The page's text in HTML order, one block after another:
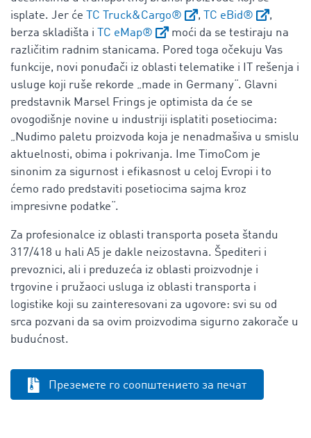
isplate. Jer će
TC Truck&Cargo® , TC eBid®
,
berza skladišta i
TC eMap®
moći da se testiraju na
različitim radnim stanicama. Pored toga očekuju Vas
funkcije, novi ponuđači iz oblasti telematike i IT rešenja i
usluge koji ruše rekorde „made in Germany“. Glavni
predstavnik Marsel Frings je optimista da će se
ovogodišnje novine u industriji isplatiti posetiocima:
„Nudimo paletu proizvoda koja je nenadmašiva u smislu
aktuelnosti, obima i pokrivanja. Ime TimoCom je
sinonim za sigurnost i efikasnost u celoj Evropi i to
ćemo rado predstaviti posetiocima sajma kroz
impresivne podatke“.
Za profesionalce iz oblasti transporta poseta štandu
317/418 u hali A5 je dakle neizostavna. Špediteri i
prevoznici, ali i preduzeća iz oblasti proizvodnje i
trgovine i pružaoci usluga iz oblasti transporta i
logistike koji su zainteresovani za ugovore: svi su od
srca pozvani da sa ovim proizvodima sigurno zakorače u
budućnost.
Преземете го соопштението за печат